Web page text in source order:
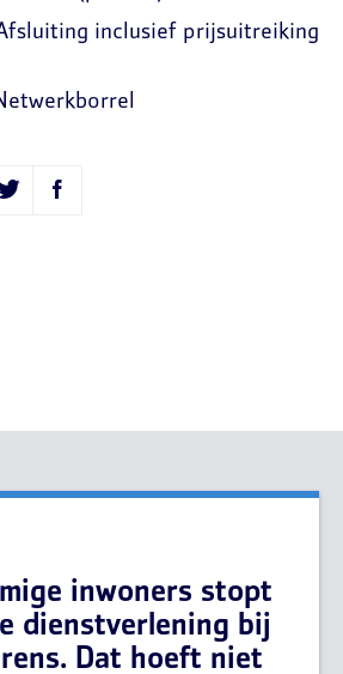
inclusief prijsuitreiking
inwoners stopt
dienstverlening bij
Dat hoeft niet